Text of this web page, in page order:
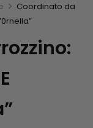
Coordinato da